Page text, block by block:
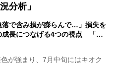
分析」
落で含み損が膨らんで…」損失を
成長につなげる4つの視点 「…
が強まり、7月中旬にはキオク